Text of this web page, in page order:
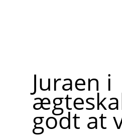
Juraen i
godt at